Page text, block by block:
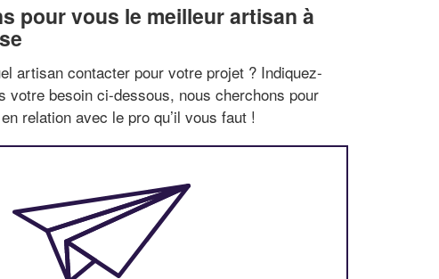
pour vous le meilleur artisan à
artisan contacter pour votre projet ? Indiquez-
votre besoin ci-dessous, nous cherchons pour
relation avec le pro qu’il vous faut !